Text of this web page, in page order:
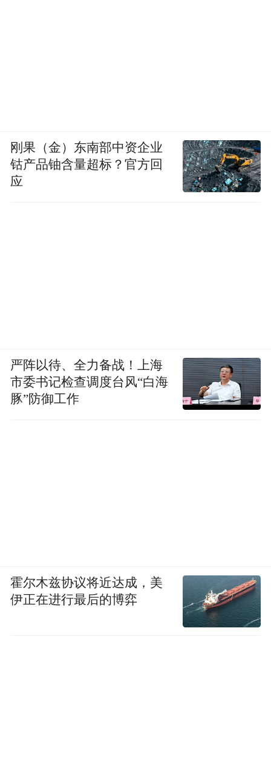
刚果（金）东南部中资企业
钴产品铀含量超标？官方回
应
严阵以待、全力备战！上海
市委书记检查调度台风“白海
豚”防御工作
霍尔木兹协议将近达成，美
伊正在进行最后的博弈